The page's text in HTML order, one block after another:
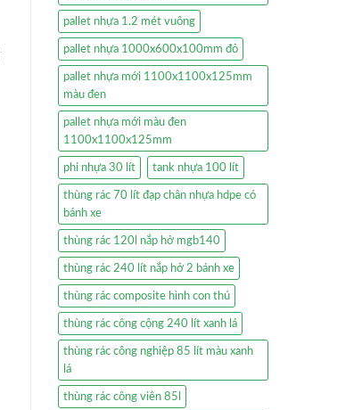
pallet nhựa 1.2 mét vuông
pallet nhựa 1000x600x100mm đỏ
pallet nhựa mới 1100x1100x125mm
màu đen
pallet nhựa mới màu đen
1100x1100x125mm
phi nhựa 30 lít tank nhựa 100 lít
thùng rác 70 lít đạp chân nhựa hdpe có
bánh xe
thùng rác 120l nắp hở mgb140
thùng rác 240 lít nắp hở 2 bánh xe
thùng rác composite hình con thú
thùng rác công cộng 240 lít xanh lá
thùng rác công nghiệp 85 lít màu xanh
lá
thùng rác công viên 85l